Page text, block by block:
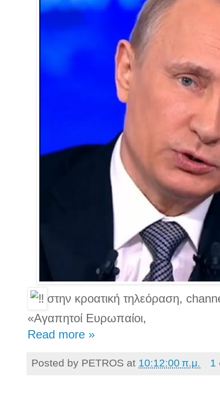
στην κροατική τηλεόραση,
«Αγαπητοί Ευρωπαίοι,
Read more »
Posted by PETROS at 10:12:00 π.μ. 1